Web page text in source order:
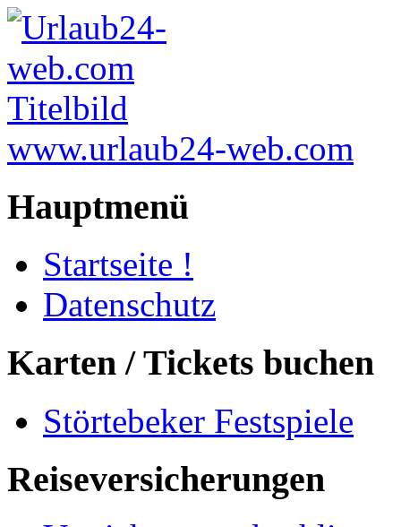
www.urlaub24-web.com
Hauptmenü
Startseite !
Datenschutz
Karten / Tickets buchen
Störtebeker Festspiele
Reiseversicherungen